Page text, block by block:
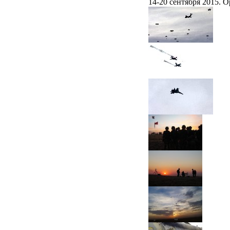
14-20 сентября 2015.